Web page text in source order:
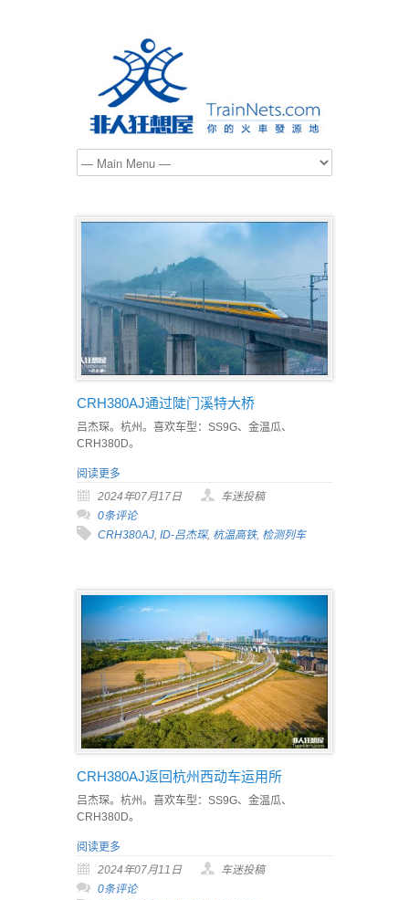
CRH380AJ通过陡门溪特大桥
吕杰琛。杭州。喜欢车型：SS9G、金温瓜、
CRH380D。
阅读更多
2024年07月17日
车迷投稿
0条评论
CRH380AJ, ID-吕杰琛, 杭温高铁, 检测列车
CRH380AJ返回杭州西动车运用所
吕杰琛。杭州。喜欢车型：SS9G、金温瓜、
CRH380D。
阅读更多
2024年07月11日
车迷投稿
0条评论